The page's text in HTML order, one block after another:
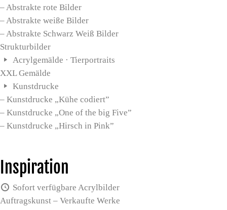
– Abstrakte rote Bilder
– Abstrakte weiße Bilder
– Abstrakte Schwarz Weiß Bilder
Strukturbilder
Acrylgemälde · Tierportraits
XXL Gemälde
Kunstdrucke
– Kunstdrucke „Kühe codiert”
– Kunstdrucke „One of the big Five”
– Kunstdrucke „Hirsch in Pink”
Inspiration
Sofort verfügbare Acrylbilder
Auftragskunst – Verkaufte Werke